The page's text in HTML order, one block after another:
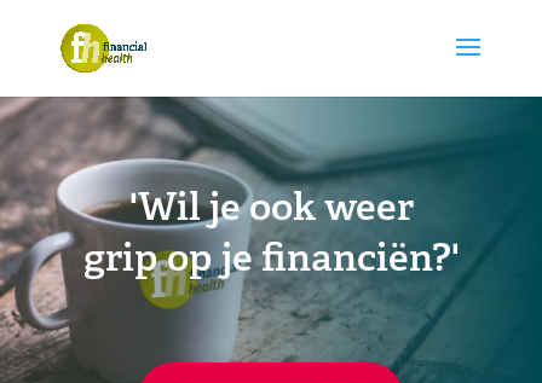
'Wil je ook weer
grip op je financiën?'